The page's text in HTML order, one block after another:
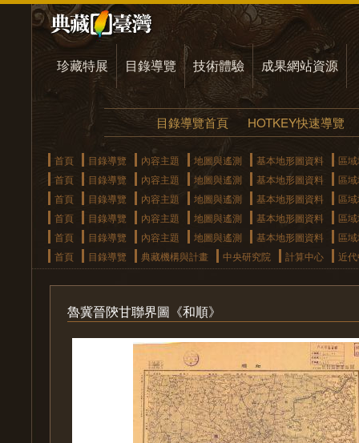
珍藏特展 目錄導覽 技術體驗 成果網站資源
目錄導覽首頁 HOTKEY快速導覽
首頁 目錄導覽 內容主題 地圖與遙測 基本地形圖資料
區
首頁
目錄導覽 內容主題 地圖與遙測 基本地形圖資料
區
首頁
目錄導覽 內容主題 地圖與遙測 基本地形圖資料
區
首頁
目錄導覽 內容主題 地圖與遙測 基本地形圖資料
區
首頁
目錄導覽 內容主題 地圖與遙測 基本地形圖資料
區
首頁
目錄導覽 典藏機構與計畫 中央研究院 計算中心 近
魯冀晉陝甘聯界圖《和順》